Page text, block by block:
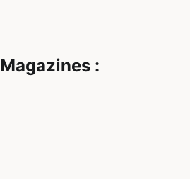
Magazines :